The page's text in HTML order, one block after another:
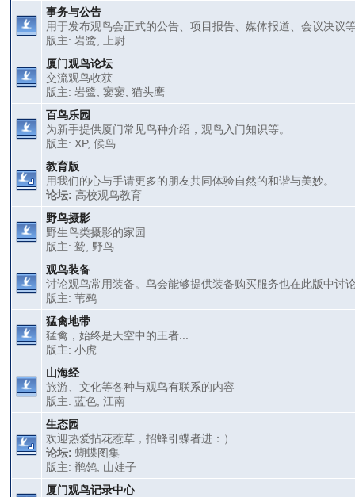
事务与公告
用于发布观鸟会正式的公告、项目报告、媒体报道、会议决议
版主:岩鹭
上尉
厦门观鸟论坛
交流观鸟收获
版主:岩鹭 ,寥寥 ,猫头鹰
百鸟乐园
为新手提供厦门常见鸟种介绍，观鸟入门知识等。
版主: XP,候鸟
教育版
用我们的心与手请更多的朋友共同体验自然的和谐与美妙。
论坛: 高校观鸟教育
野鸟摄影
野生鸟类摄影的家园
版主:鹫 野鸟
观鸟装备
讨论观鸟常用装备。鸟会能够提供装备购买服务也在此版中讨
版主:苇鹀
猛禽地带
猛禽，始终是天空中的王者...
版主:小虎
山海经
旅游、文化等各种与观鸟有联系的内容
版主:蓝色 ,江南
生态园
欢迎热爱拈花惹草，招蜂引蝶者进：）
论坛: 蝴蝶图集
版主:鹡鸰 山娃子
厦门观鸟记录中心